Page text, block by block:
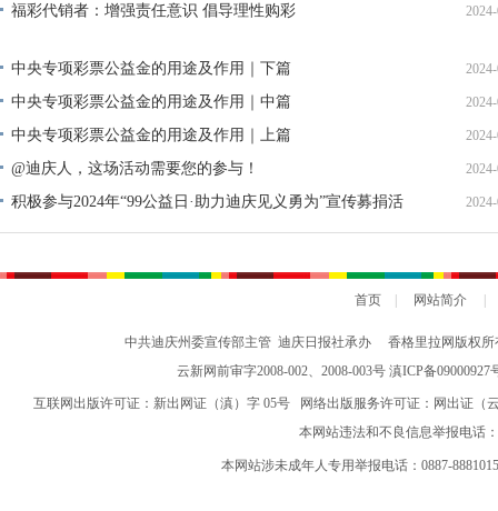
福彩代销者：增强责任意识 倡导理性购彩
中央专项彩票公益金的用途及作用｜下篇
中央专项彩票公益金的用途及作用｜中篇
中央专项彩票公益金的用途及作用｜上篇
@迪庆人，这场活动需要您的参与！
积极参与2024年“99公益日·助力迪庆见义勇为”宣传募捐活
动倡议书